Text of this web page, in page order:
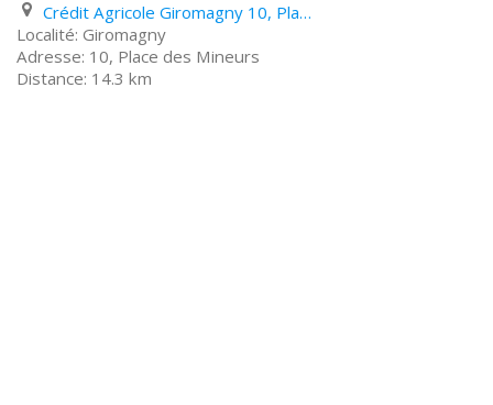
Crédit Agricole Giromagny 10, Place des Mineurs
Giromagny
10, Place des Mineurs
14.3 km